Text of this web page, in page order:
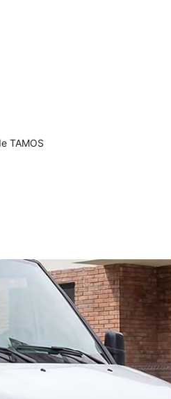
TAMOS